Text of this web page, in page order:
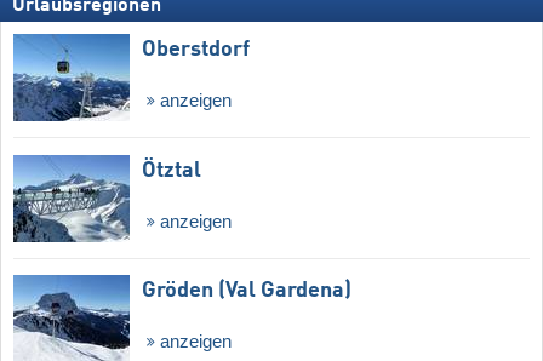
Urlaubsregionen
Oberstdorf
anzeigen
Ötztal
anzeigen
Gröden (Val Gardena)
anzeigen